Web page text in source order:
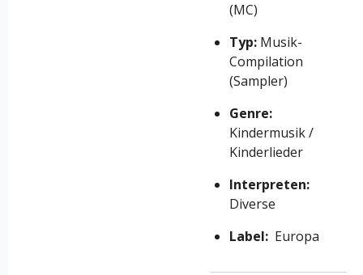
(MC)
Typ: Musik-
Compilation
(Sampler)
Genre:
Kindermusik /
Kinderlieder
Interpreten:
Diverse
Label: Europa